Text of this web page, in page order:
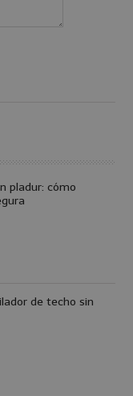
pladur: cómo
de techo sin